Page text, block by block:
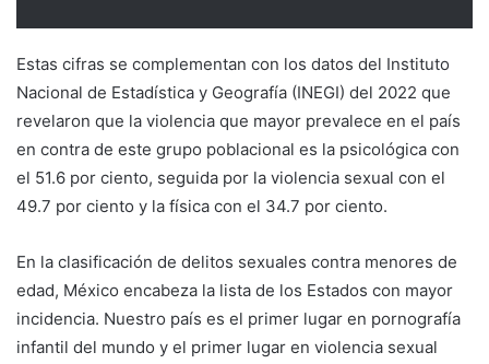
Estas cifras se complementan con los datos del Instituto
Nacional de Estadística y Geografía (INEGI) del 2022 que
revelaron que la violencia que mayor prevalece en el país
en contra de este grupo poblacional es la psicológica con
el 51.6 por ciento, seguida por la violencia sexual con el
49.7 por ciento y la física con el 34.7 por ciento.
En la clasificación de delitos sexuales contra menores de
edad, México encabeza la lista de los Estados con mayor
incidencia. Nuestro país es el primer lugar en pornografía
infantil del mundo y el primer lugar en violencia sexual